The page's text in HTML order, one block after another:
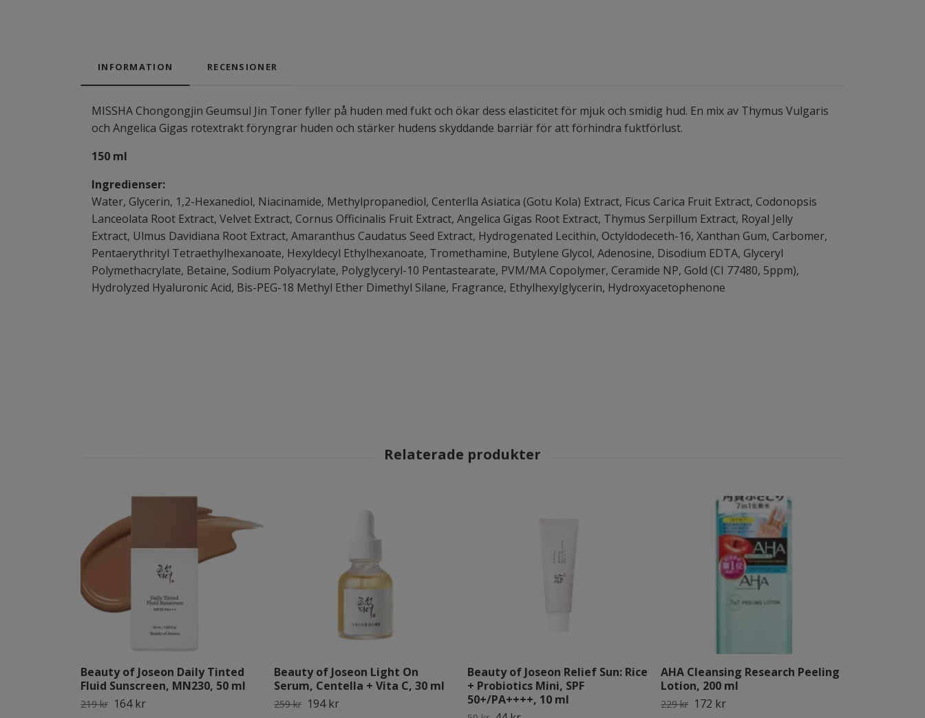
INFORMATION RECENSIONER
MISSHA Chongongjin Geumsul Jin Toner fyller på huden med fukt och ökar dess elasticitet för mjuk och smidig hud. En mix av Thymus Vulgaris
och Angelica Gigas rotextrakt föryngrar huden och stärker hudens skyddande barriär för att förhindra fuktförlust.
150 ml
Ingredienser:
Water, Glycerin, 1,2-Hexanediol, Niacinamide, Methylpropanediol, Centerlla Asiatica (Gotu Kola) Extract, Ficus Carica Fruit Extract, Codonopsis
Lanceolata Root Extract, Velvet Extract, Cornus Officinalis Fruit Extract, Angelica Gigas Root Extract, Thymus Serpillum Extract, Royal Jelly
Extract, Ulmus Davidiana Root Extract, Amaranthus Caudatus Seed Extract, Hydrogenated Lecithin, Octyldodeceth-16, Xanthan Gum, Carbomer,
Pentaerythrityl Tetraethylhexanoate, Hexyldecyl Ethylhexanoate, Tromethamine, Butylene Glycol, Adenosine, Disodium EDTA, Glyceryl
Polymethacrylate, Betaine, Sodium Polyacrylate, Polyglyceryl-10 Pentastearate, PVM/MA Copolymer, Ceramide NP, Gold (CI 77480, 5ppm),
Hydrolyzed Hyaluronic Acid, Bis-PEG-18 Methyl Ether Dimethyl Silane, Fragrance, Ethylhexylglycerin, Hydroxyacetophenone
Beauty of Joseon Daily Tinted
Fluid Sunscreen, MN230, 50 ml
219 kr 164 kr
Beauty of Joseon Light On
Serum, Centella + Vita C, 30 ml
259 kr 194 kr
Beauty of Joseon Relief Sun: Rice
+ Probiotics Mini, SPF
50+/PA++++, 10 ml
AHA Cleansing Research Peeling
Lotion, 200 ml
229 kr 172 kr